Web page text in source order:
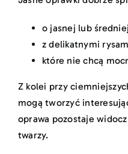
o jasnej lub
z delikatnymi
które nie chcą
Z kolei przy
mogą tworzyć
oprawa pozostaje
twarzy.